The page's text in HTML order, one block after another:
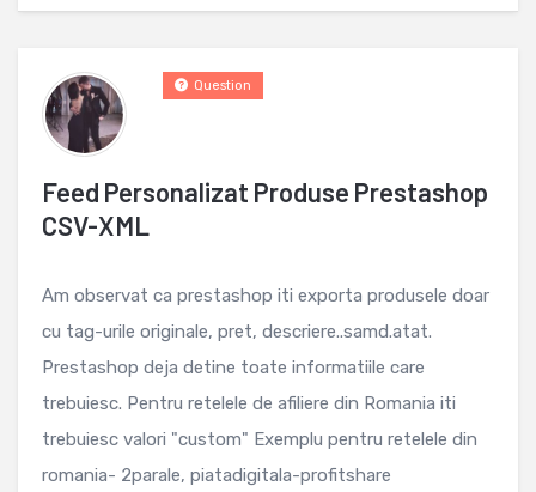
Feed Personalizat Produse Prestashop
CSV-XML
Question
Am observat ca prestashop iti exporta produsele doar
cu tag-urile originale, pret, descriere..samd.atat.
Prestashop deja detine toate informatiile care
trebuiesc. Pentru retelele de afiliere din Romania iti
trebuiesc valori "custom" Exemplu pentru retelele din
romania- 2parale, piatadigitala-profitshare